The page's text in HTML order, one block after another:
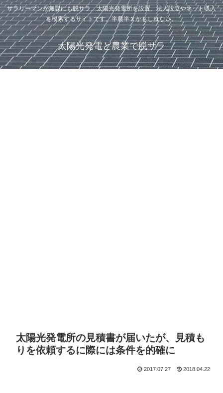
サラリーマンが無謀にも脱サラ、太陽光発電所を設置、法人設立やネット収入
を模索するサイトです。半農半Ｘかもしれない。
太陽光発電と農業で脱サラ
太陽光発電所の見積書が届いたが、見積も
りを依頼するに際には条件を的確に
2017.07.27 2018.04.22